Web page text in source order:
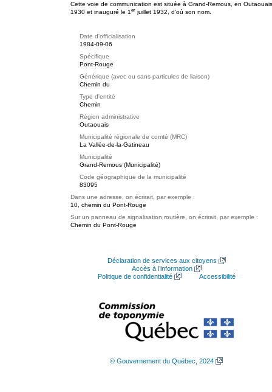
Cette voie de communication est située à Grand-Remous, en
1930 et inauguré le 1 er juillet 1932, d'où son nom.
Date d'officialisation
1984-09-06
Spécifique
Pont-Rouge
Générique (avec ou sans particules de liaison)
Chemin du
Type d'entité
Chemin
Région administrative
Outaouais
Municipalité régionale de comté (MRC)
La Vallée-de-la-Gatineau
Municipalité
Grand-Remous (Municipalité)
Code géographique de la municipalité
83095
Dans une adresse, on écrirait, par exemple :
10, chemin du Pont-Rouge
Sur un panneau de signalisation routière, on écrirait, par exemple :
Chemin du Pont-Rouge
Déclaration de services aux citoyens
Accès à l’information
Politique de confidentialité
Accessibilité
© Gouvernement du Québec, 2024